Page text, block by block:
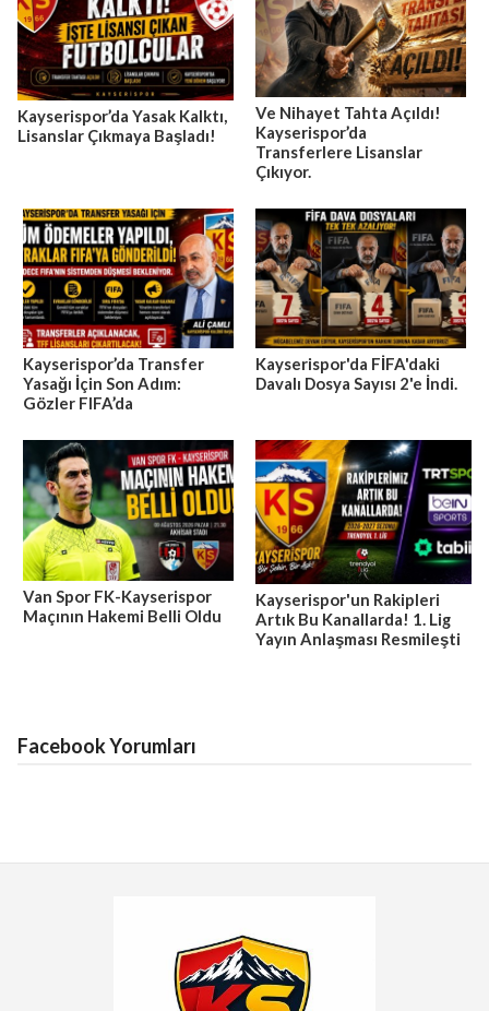
Kayserispor’da Yasak Kalktı,
Lisanslar Çıkmaya Başladı!
Ve Nihayet Tahta Açıldı!
Kayserispor’da
Transferlere Lisanslar
Çıkıyor.
Kayserispor’da Transfer
Yasağı İçin Son Adım:
Gözler FIFA’da
Kayserispor'da FİFA'daki
Davalı Dosya Sayısı 2'e İndi.
Van Spor FK-Kayserispor
Maçının Hakemi Belli Oldu
Kayserispor'un Rakipleri
Artık Bu Kanallarda! 1. Lig
Yayın Anlaşması Resmileşti
Facebook Yorumları